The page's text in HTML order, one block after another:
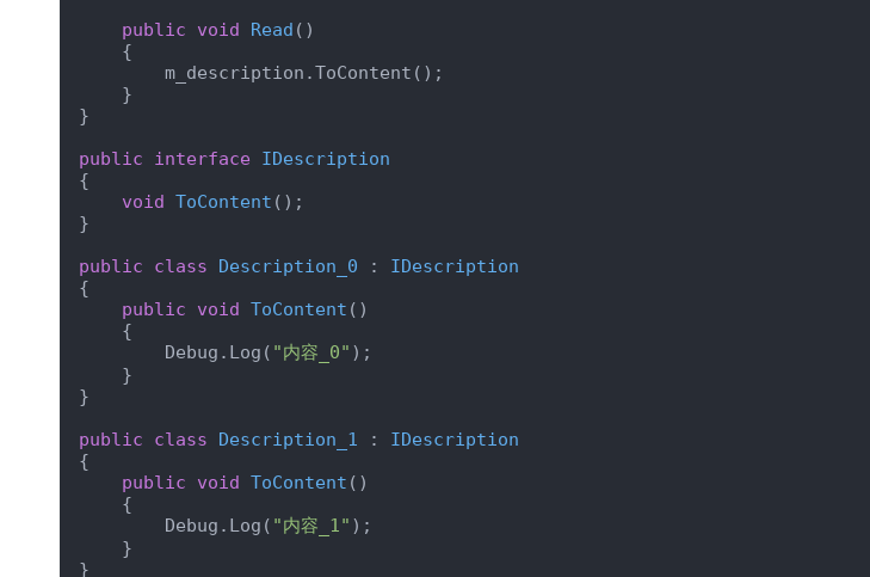
public
void Read ( )
    {
        m_description.ToContent();
    }
}
public
interface
IDescription
{
void ToContent ( ) ;
}
public
class Description_0 : IDescription
{
public
void ToContent ( )
    {
        Debug.Log(
"内容_0" );
    }
}
public
class Description_1 : IDescription
{
public
void ToContent ( )
    {
        Debug.Log(
"内容_1" );
    }
}